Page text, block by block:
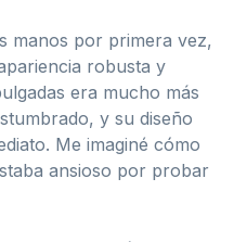
manos por primera vez,
robusta y
era mucho más
y su diseño
Me imaginé cómo
ansioso por probar